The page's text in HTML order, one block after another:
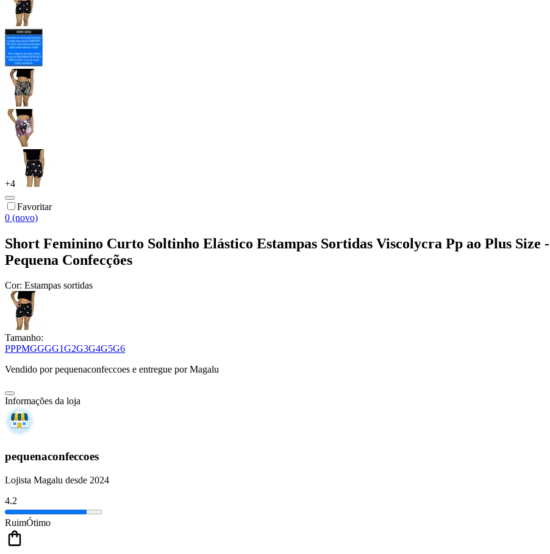
+4
Favoritar
0 (novo)
Short Feminino Curto Soltinho Elástico Estampas Sortidas Viscolycra Pp ao Plus Size -
Pequena Confecções
Cor: Estampas sortidas
Tamanho:
PPPMGGGG1G2G3G4G5G6
Vendido porpequenaconfeccoes e entregue por Magalu
Informações da loja
pequenaconfeccoes
Lojista Magalu desde 2024
4.2
RuimÓtimo